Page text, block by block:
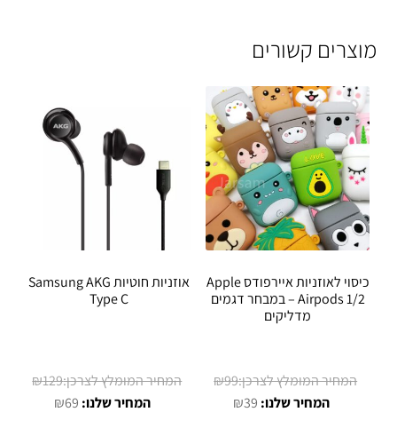
מוצרים קשורים
כיסוי לאוזניות איירפודס Apple
Airpods 1/2 – במבחר דגמים
מדליקים
₪99 המחיר
₪39
אוזניות חוטיות Samsung AKG
Type C
₪129
₪69 המחיר